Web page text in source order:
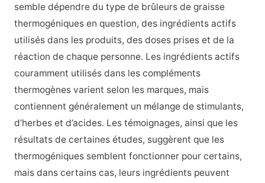
semble dépendre du type de brûleurs de graisse
thermogéniques en question, des ingrédients actifs
utilisés dans les produits, des doses prises et de la
réaction de chaque personne. Les ingrédients actifs
couramment utilisés dans les compléments
thermogènes varient selon les marques, mais
contiennent généralement un mélange de stimulants,
d’herbes et d’acides. Les témoignages, ainsi que les
résultats de certaines études, suggèrent que les
thermogéniques semblent fonctionner pour certains,
mais dans certains cas, leurs ingrédients peuvent